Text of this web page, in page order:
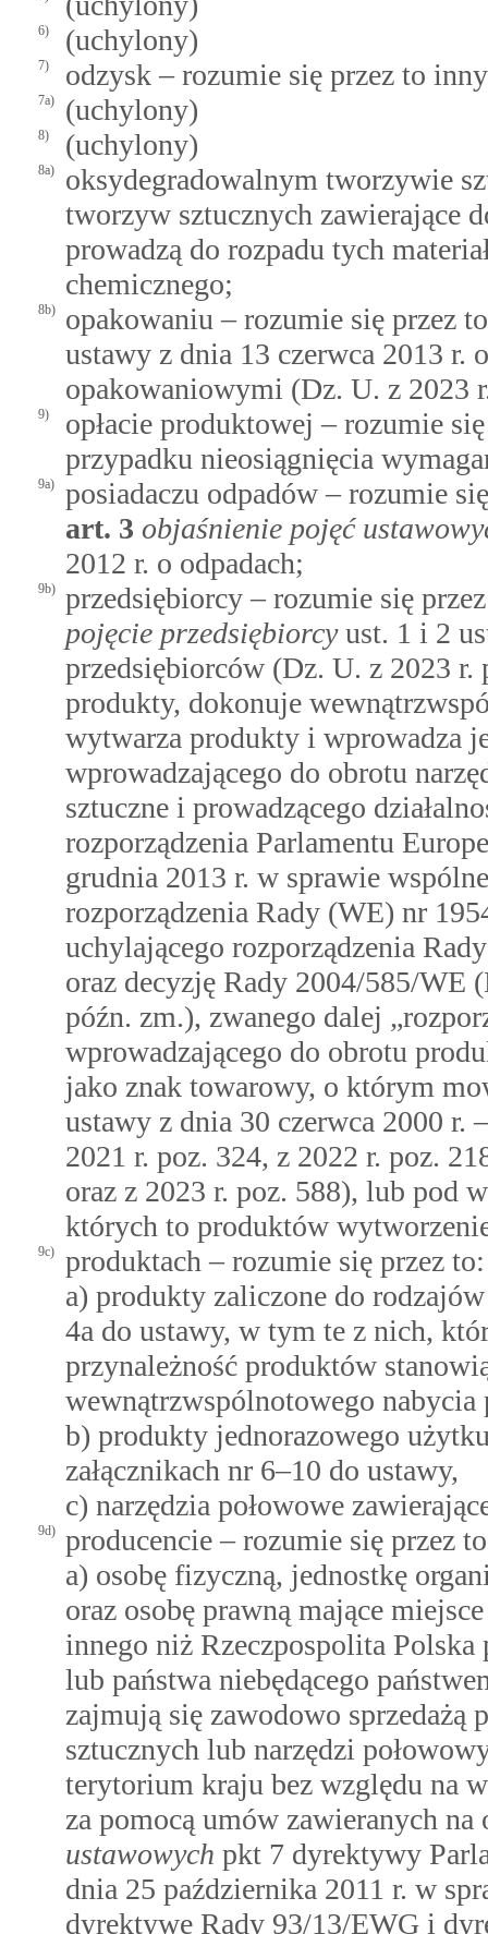
6) (uchylony)
7) odzysk – rozumie się przez to
7a) (uchylony)
8) (uchylony)
8a)
oksydegradowalnym tworzywie
tworzyw sztucznych zawierające
prowadzą do rozpadu tych
chemicznego;
8b)
opakowaniu – rozumie się przez
ustawy z dnia 13 czerwca 2013 r.
opakowaniowymi (Dz. U. z 2023
9)
opłacie produktowej – rozumie
przypadku nieosiągnięcia
9a)
posiadaczu odpadów – rozumie
art. 3 objaśnienie pojęć
2012 r. o odpadach;
9b)
przedsiębiorcy – rozumie się
pojęcie przedsiębiorcyust. 1 i 2
przedsiębiorców (Dz. U. z 2023
produkty, dokonuje
wytwarza produkty i wprowadza
wprowadzającego do obrotu
sztuczne i prowadzącego
rozporządzenia Parlamentu
grudnia 2013 r. w sprawie
rozporządzenia Rady (WE) nr
uchylającego rozporządzenia
oraz decyzję Rady 2004/585/WE
późn. zm.), zwanego dalej
wprowadzającego do obrotu
jako znak towarowy, o którym
ustawy z dnia 30 czerwca 2000 r.
2021 r. poz. 324, z 2022 r. poz.
oraz z 2023 r. poz. 588), lub pod
których to produktów
9c)
produktach – rozumie się przez to:
a) produkty zaliczone do
4a do ustawy, w tym te z nich,
przynależność produktów
wewnątrzwspólnotowego nabycia
b) produkty jednorazowego
załącznikach nr 6–10 do ustawy,
c) narzędzia połowowe
9d)
producencie – rozumie się przez
a) osobę fizyczną, jednostkę
oraz osobę prawną mające
innego niż Rzeczpospolita
lub państwa niebędącego
zajmują się zawodowo
sztucznych lub narzędzi
terytorium kraju bez względu na
za pomocą umów zawieranych
ustawowych pkt 7 dyrektywy
dnia 25 października 2011 r. w
dyrektywę Rady 93/13/EWG i